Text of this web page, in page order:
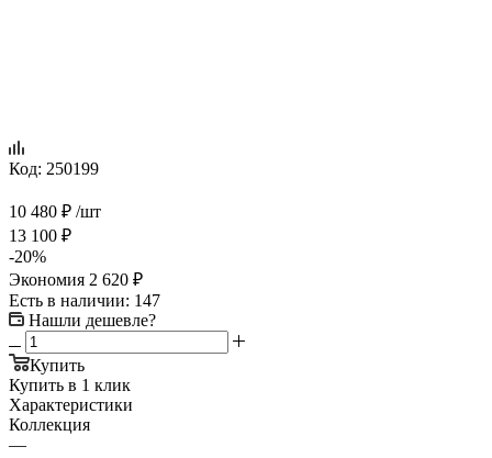
Код: 250199
10 480 ₽ /шт
13 100 ₽
-20%
Экономия 2 620 ₽
Есть в наличии: 147
Нашли дешевле?
Купить
Купить в 1 клик
Характеристики
Коллекция
—